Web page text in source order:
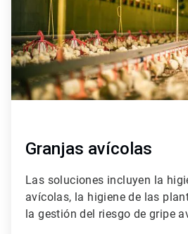
Granjas avícolas
Las soluciones incluyen la
avícolas, la higiene de las
la gestión del riesgo de gripe